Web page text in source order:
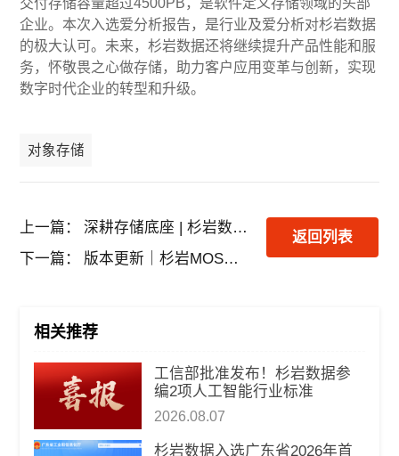
交付存储容量超过4500PB，是软件定义存储领域的头部
企业。本次入选爱分析报告，是行业及爱分析对杉岩数据
的极大认可。未来，杉岩数据还将继续提升产品性能和服
务，怀敬畏之心做存储，助力客户应用变革与创新，实现
数字时代企业的转型和升级。
对象存储
上一篇：
深耕存储底座 | 杉岩数据与您线上相约，参与openEuler欧拉全新发布！
下一篇：
版本更新｜杉岩MOS海量对象存储上新，多维度重磅升级和优化！
返回列表
相关推荐
工信部批准发布！杉岩数据参
编2项人工智能行业标准
2026.08.07
杉岩数据入选广东省2026年首